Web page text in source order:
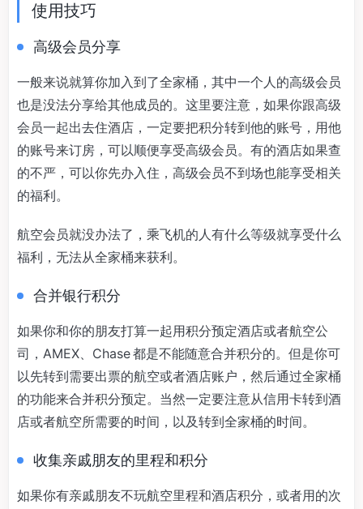
使用技巧
高级会员分享
一般来说就算你加入到了全家桶，其中一个人的高级会员
也是没法分享给其他成员的。这里要注意，如果你跟高级
会员一起出去住酒店，一定要把积分转到他的账号，用他
的账号来订房，可以顺便享受高级会员。有的酒店如果查
的不严，可以你先办入住，高级会员不到场也能享受相关
的福利。
航空会员就没办法了，乘飞机的人有什么等级就享受什么
福利，无法从全家桶来获利。
合并银行积分
如果你和你的朋友打算一起用积分预定酒店或者航空公
司，AMEX、Chase 都是不能随意合并积分的。但是你可
以先转到需要出票的航空或者酒店账户，然后通过全家桶
的功能来合并积分预定。当然一定要注意从信用卡转到酒
店或者航空所需要的时间，以及转到全家桶的时间。
收集亲戚朋友的里程和积分
如果你有亲戚朋友不玩航空里程和酒店积分，或者用的次